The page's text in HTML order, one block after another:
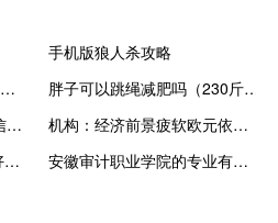
手机版狼人杀攻略
细菌性肠炎怎么治疗好得快（什么是细菌性肠炎）
胖子可以跳绳减肥吗（230斤的胖子怎么减肥）
2024-04-02 14:53： 路况信息：2024年4月2日14时18分，平洞高速平伍段狮形山隧道内K88处西往东因一辆小车故障占用行车道，至14时48分故障已处理完毕。Sa85Za ​​​
机构：经济前景疲软欧元依然脆弱
男女合唱好听的流行歌曲 好听的男女对唱歌曲
安徽审计职业学院的专业有哪些